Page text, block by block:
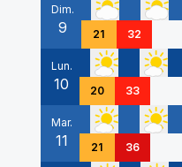
Dim.
9 21 32
Lun.
10 20 33
Mar.
11 21 36